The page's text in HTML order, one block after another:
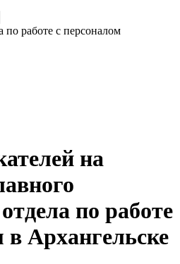
по работе с персоналом
на
по работе
в Архангельске